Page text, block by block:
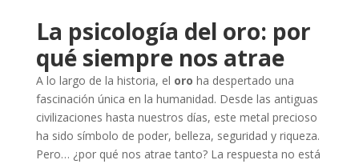
La psicología del oro: por
qué siempre nos atrae
A lo largo de la historia, el oro ha despertado una
fascinación única en la humanidad. Desde las antiguas
civilizaciones hasta nuestros días, este metal precioso
ha sido símbolo de poder, belleza, seguridad y riqueza.
Pero… ¿por qué nos atrae tanto? La respuesta no está